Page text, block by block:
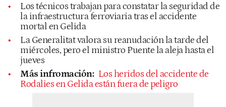
Los técnicos trabajan para constatar la seguridad de
la infraestructura ferroviaria tras el accidente
mortal en Gelida
La Generalitat valora su reanudación la tarde del
miércoles, pero el ministro Puente la aleja hasta el
jueves
Más infromación: Los heridos del accidente de
Rodalies en Gelida están fuera de peligro